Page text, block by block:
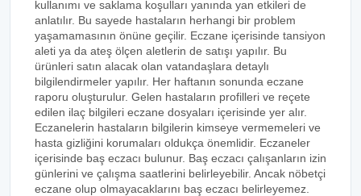
kullanımı ve saklama koşulları yanında yan etkileri de
anlatılır. Bu sayede hastaların herhangi bir problem
yaşamamasının önüne geçilir. Eczane içerisinde tansiyon
aleti ya da ateş ölçen aletlerin de satışı yapılır. Bu
ürünleri satın alacak olan vatandaşlara detaylı
bilgilendirmeler yapılır. Her haftanın sonunda eczane
raporu oluşturulur. Gelen hastaların profilleri ve reçete
edilen ilaç bilgileri eczane dosyaları içerisinde yer alır.
Eczanelerin hastaların bilgilerin kimseye vermemeleri ve
hasta gizliğini korumaları oldukça önemlidir. Eczaneler
içerisinde baş eczacı bulunur. Baş eczacı çalışanların izin
günlerini ve çalışma saatlerini belirleyebilir. Ancak nöbetçi
eczane olup olmayacaklarını baş eczacı belirleyemez.